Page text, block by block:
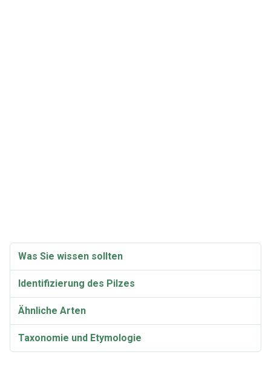
Was Sie wissen sollten
Identifizierung des Pilzes
Ähnliche Arten
Taxonomie und Etymologie